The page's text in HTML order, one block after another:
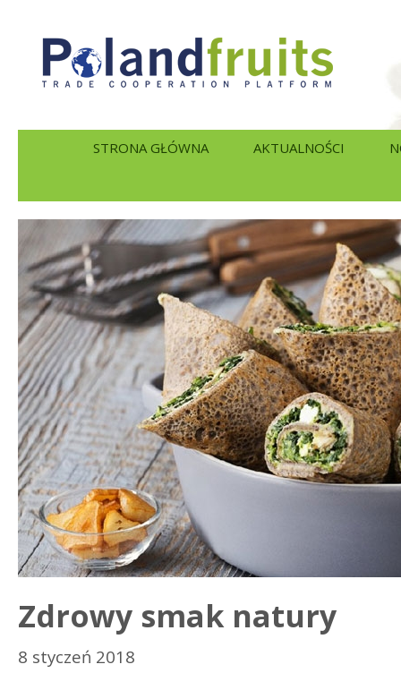
STRONA GŁÓWNA AKTUALNOŚCI
Zdrowy smak natury
8 styczeń 2018